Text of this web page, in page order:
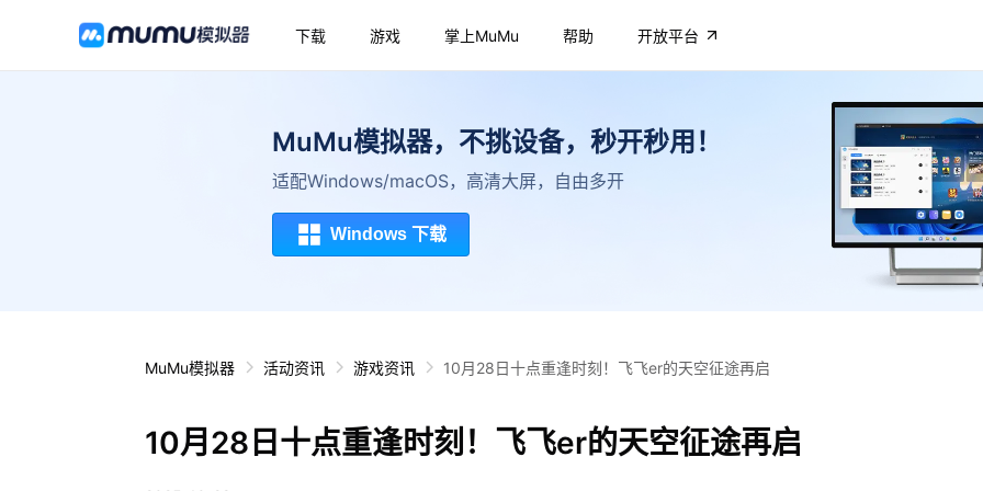
下载 游戏 掌上MuMu 帮助 开放平台
MuMu模拟器，不挑设备，秒开秒用！
适配Windows/macOS，高清大屏，自由多开
Windows 下载
MuMu模拟器 活动资讯 游戏资讯 10月28日十点重逢时刻！飞飞er的天空征途再启
10月28日十点重逢时刻！飞飞er的天空征途再启